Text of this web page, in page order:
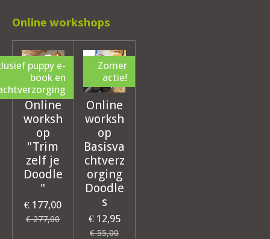
Online workshops
puppy e-
book en
Online
worksh
op
"Trim
zelf je
Doodle
"
€ 177,00
€ 277,00
Zomer
actie!
Online
worksh
op
Basisva
chtverz
orging
Doodle
s
€ 12,95
€ 55,00